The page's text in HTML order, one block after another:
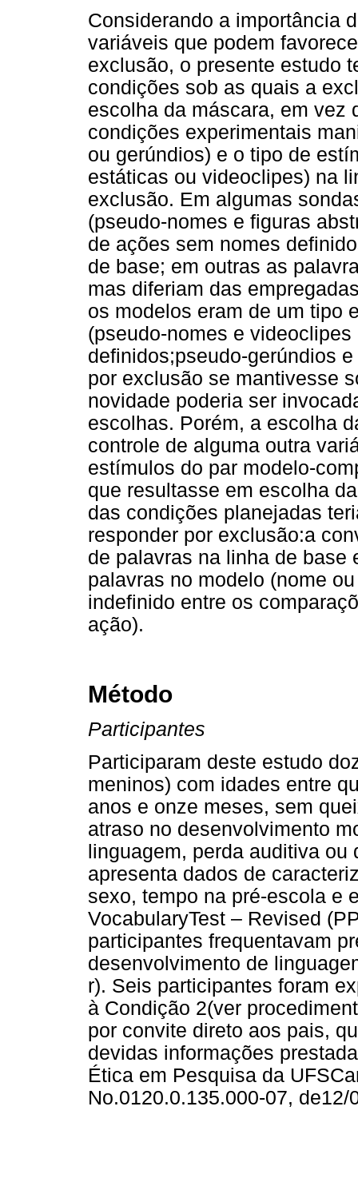
Considerando a importância
variáveis que podem
exclusão, o presente estudo
condições sob as quais a
escolha da máscara, em vez
condições experimentais
ou gerúndios) e o tipo de
estáticas ou videoclipes) na
exclusão. Em algumas
(pseudo-nomes e figuras
de ações sem nomes
de base; em outras as
mas diferiam das
os modelos eram de um tipo
(pseudo-nomes e
definidos;pseudo-gerúndios
por exclusão se mantivesse
novidade poderia ser
escolhas. Porém, a escolha
controle de alguma outra
estímulos do par modelo-
que resultasse em escolha
das condições planejadas
responder por exclusão:a
de palavras na linha de base
palavras no modelo (nome
indefinido entre os
ação).
Método
Participantes
Participaram deste estudo
meninos) com idades entre
anos e onze meses, sem
atraso no desenvolvimento
linguagem, perda auditiva
apresenta dados de
sexo, tempo na pré-escola e
VocabularyTest – Revised
participantes frequentavam
desenvolvimento de
r). Seis participantes foram
à Condição 2(ver
por convite direto aos pais,
devidas informações
Ética em Pesquisa da
No.0120.0.135.000-07, de12/